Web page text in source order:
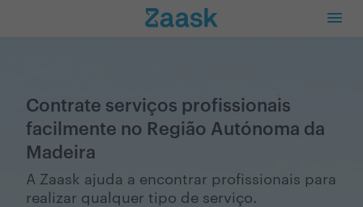
Contrate serviços profissionais
facilmente no Região Autónoma da
Madeira
A Zaask ajuda a encontrar profissionais para
realizar qualquer tipo de serviço.